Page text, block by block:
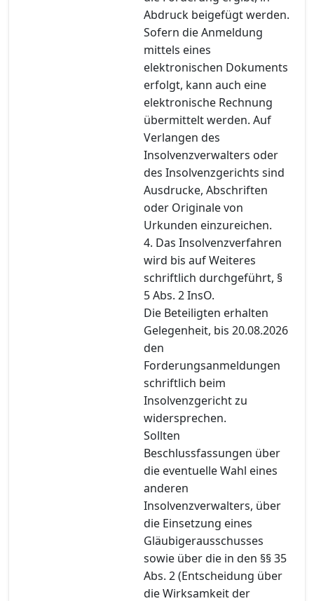
Abdruck beigefügt werden.
Sofern die Anmeldung
mittels eines
elektronischen Dokuments
erfolgt, kann auch eine
elektronische Rechnung
übermittelt werden. Auf
Verlangen des
Insolvenzverwalters oder
des Insolvenzgerichts sind
Ausdrucke, Abschriften
oder Originale von
Urkunden einzureichen.
4. Das Insolvenzverfahren
wird bis auf Weiteres
schriftlich durchgeführt, §
5 Abs. 2 InsO.
Die Beteiligten erhalten
Gelegenheit, bis 20.08.2026
den
Forderungsanmeldungen
schriftlich beim
Insolvenzgericht zu
widersprechen.
Sollten
Beschlussfassungen über
die eventuelle Wahl eines
anderen
Insolvenzverwalters, über
die Einsetzung eines
Gläubigerausschusses
sowie über die in den §§ 35
Abs. 2 (Entscheidung über
die Wirksamkeit der